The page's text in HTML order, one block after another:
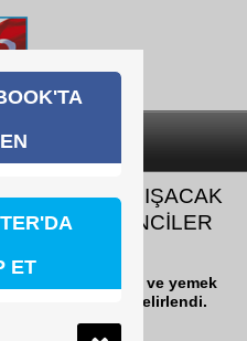
ÇALIŞACAK
ÖĞRENCİLER
çalışacak ve yemek
kura çekimi ile belirlendi.
Cuma 16:03
ET